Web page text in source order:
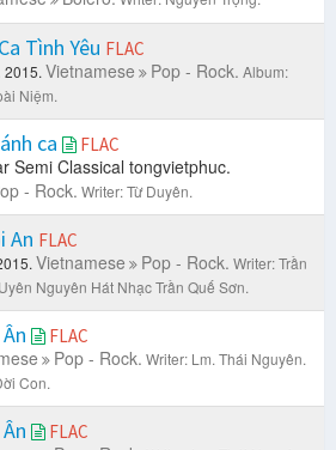
Tình Yêu FLAC
2015. Vietnamese Pop - Rock. Album:
Niệm.
ca FLAC
Semi Classical tongvietphuc.
- Rock. Writer: Từ Duyên.
An FLAC
Vietnamese Pop - Rock. Writer: Trần
Nguyên Hát Nhạc Trần Quế Sơn.
FLAC
Pop - Rock. Writer: Lm. Thái Nguyên.
Con.
FLAC